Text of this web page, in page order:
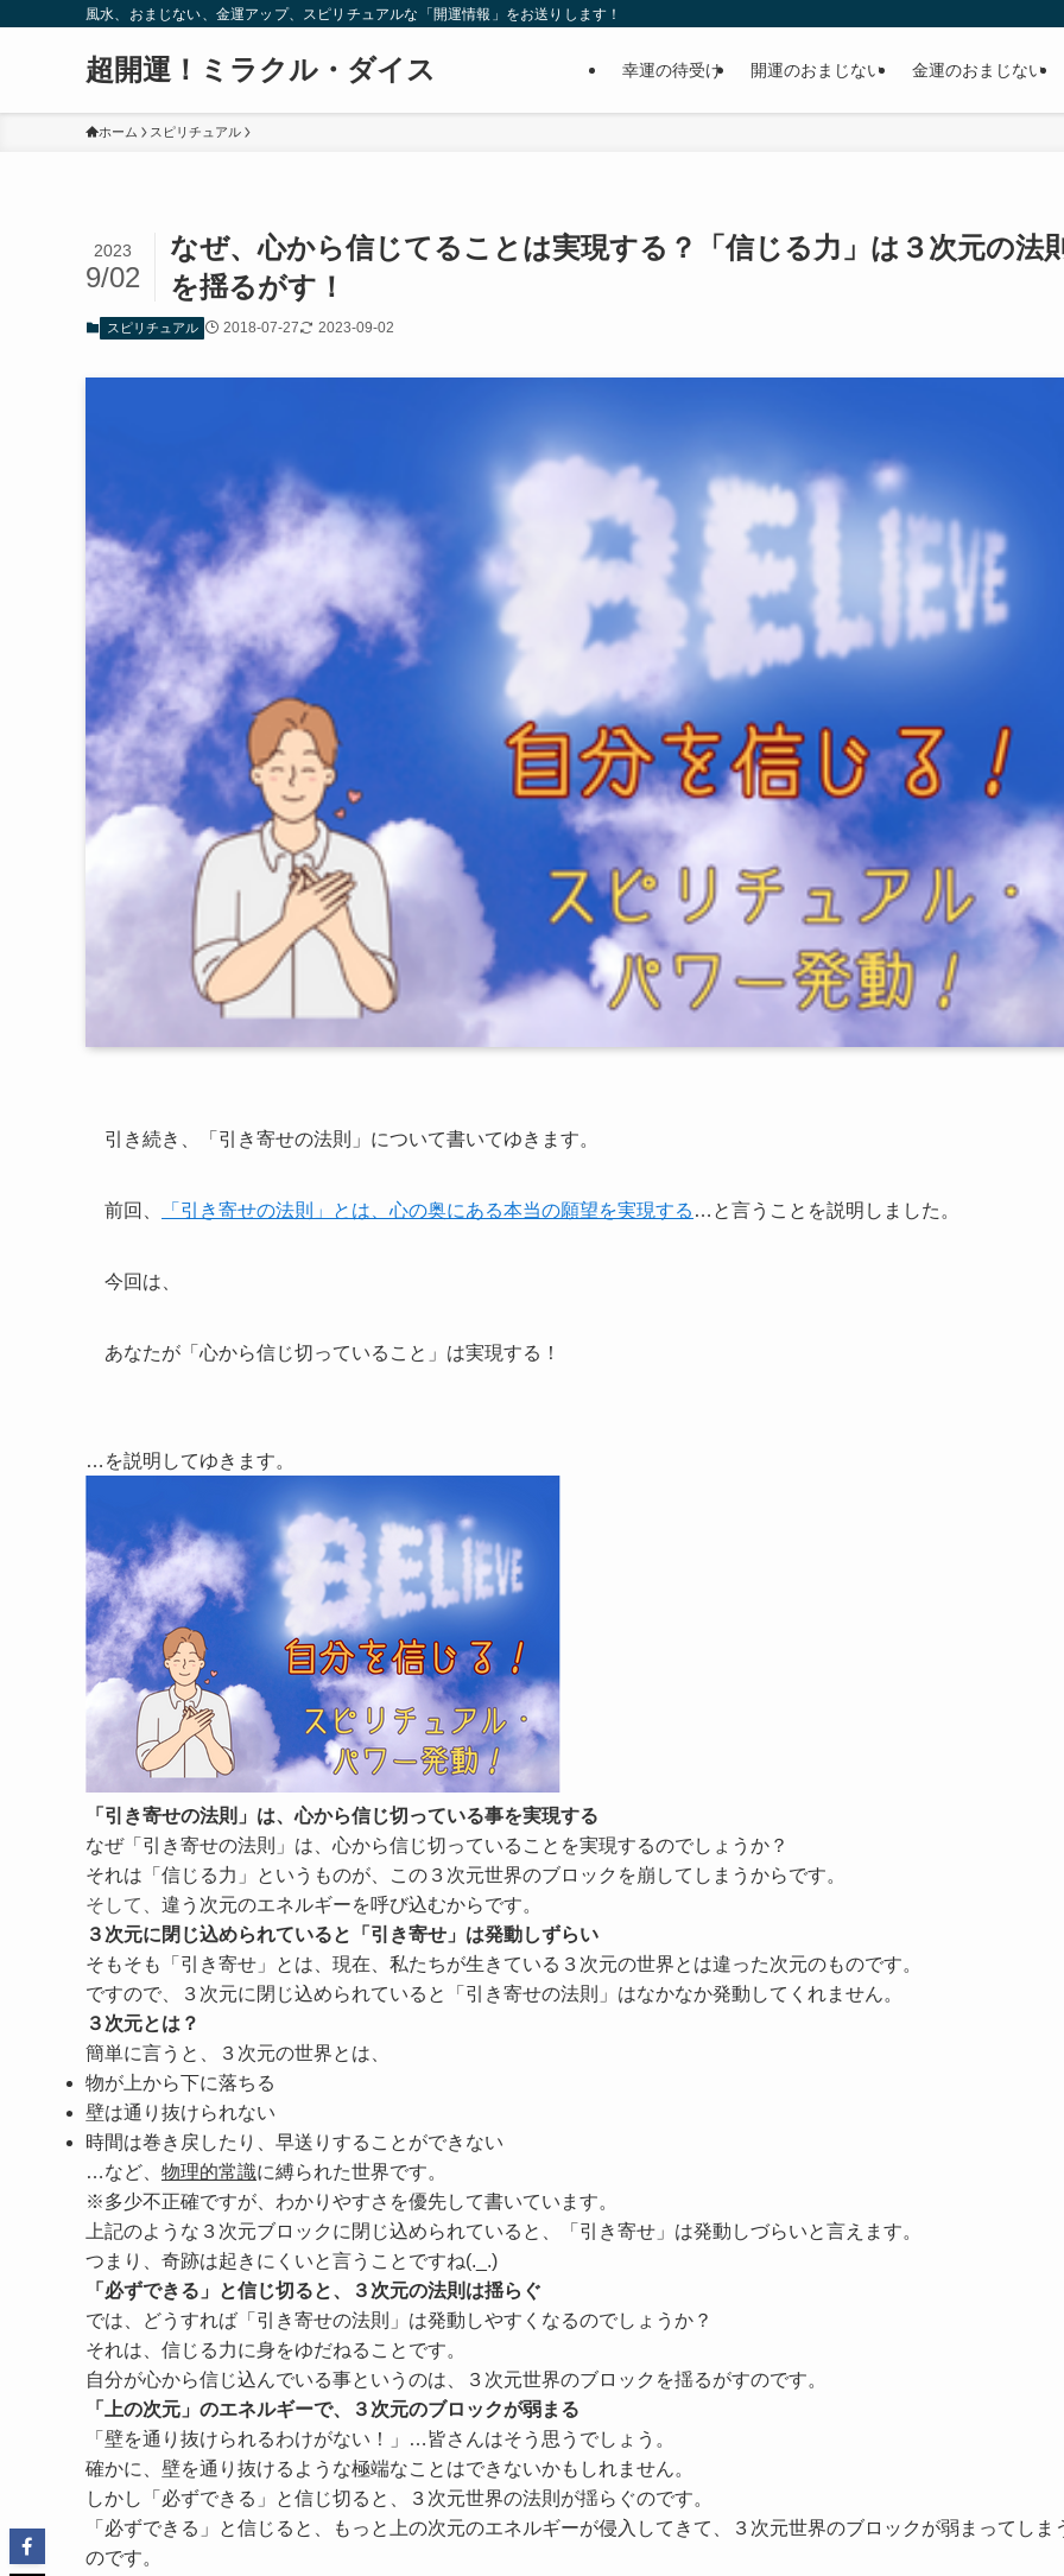
風水、おまじない、金運アップ、スピリチュアルな「開運情報」をお送りします！
超開運！ミラクル・ダイス 幸運の待受け 開運のおまじない 金運のおまじない
ホーム スピリチュアル
なぜ、心から信じてることは実現する？「信じる力」は３次元の法
を揺るがす！
2023
9/02
スピリチュアル 2018-07-27 2023-09-02
引き続き、「引き寄せの法則」について書いてゆきます。
前回、 「引き寄せの法則」とは、心の奥にある本当の願望を実現する …と言うことを説明しました。
今回は、
あなたが「心から信じ切っていること」は実現する！
…を説明してゆきます。
「引き寄せの法則」は、心から信じ切っている事を実現する
なぜ「引き寄せの法則」は、心から信じ切っていることを実現するのでしょうか？
それは「信じる力」というものが、この３次元世界のブロックを崩してしまうからです。
そして、 違う次元のエネルギーを呼び込むからです。
３次元に閉じ込められていると「引き寄せ」は発動しずらい
そもそも「引き寄せ」とは、現在、私たちが生きている ３次元の世界とは違った次元のものです。
ですので、
３次元に閉じ込められていると「引き寄せの法則」はなかなか発動してくれません。
３次元とは？
簡単に言うと、３次元の世界とは、
物が上から下に落ちる
壁は通り抜けられない
時間は巻き戻したり、早送りすることができない
…など、 物理的常識に縛られた世界です。
※多少不正確ですが、わかりやすさを優先して書いています。
上記のような３次元ブロックに閉じ込められていると、「引き寄せ」は発動しづらいと言えます。
つまり、奇跡は起きにくいと言うことですね(._.)
「必ずできる」と信じ切ると、３次元の法則は揺らぐ
では、どうすれば「引き寄せの法則」は発動しやすくなるのでしょうか？
それは、 信じる力に身をゆだねることです。
自分が心から信じ込んでいる事というのは、３次元世界のブロックを揺るがすのです。
「上の次元」のエネルギーで、３次元のブロックが弱まる
「壁を通り抜けられるわけがない！」…皆さんはそう思うでしょう。
確かに、壁を通り抜けるような極端なことはできないかもしれません。
しかし「必ずできる」と信じ切ると、
３次元世界の法則 が揺らぐのです。
「必ずできる」と信じると、もっと上の次元のエネルギーが侵入してきて、３次元世界のブロックが弱まってしま
のです。